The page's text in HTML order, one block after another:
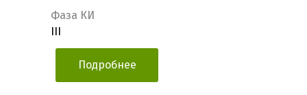
Фаза КИ
Подробнее